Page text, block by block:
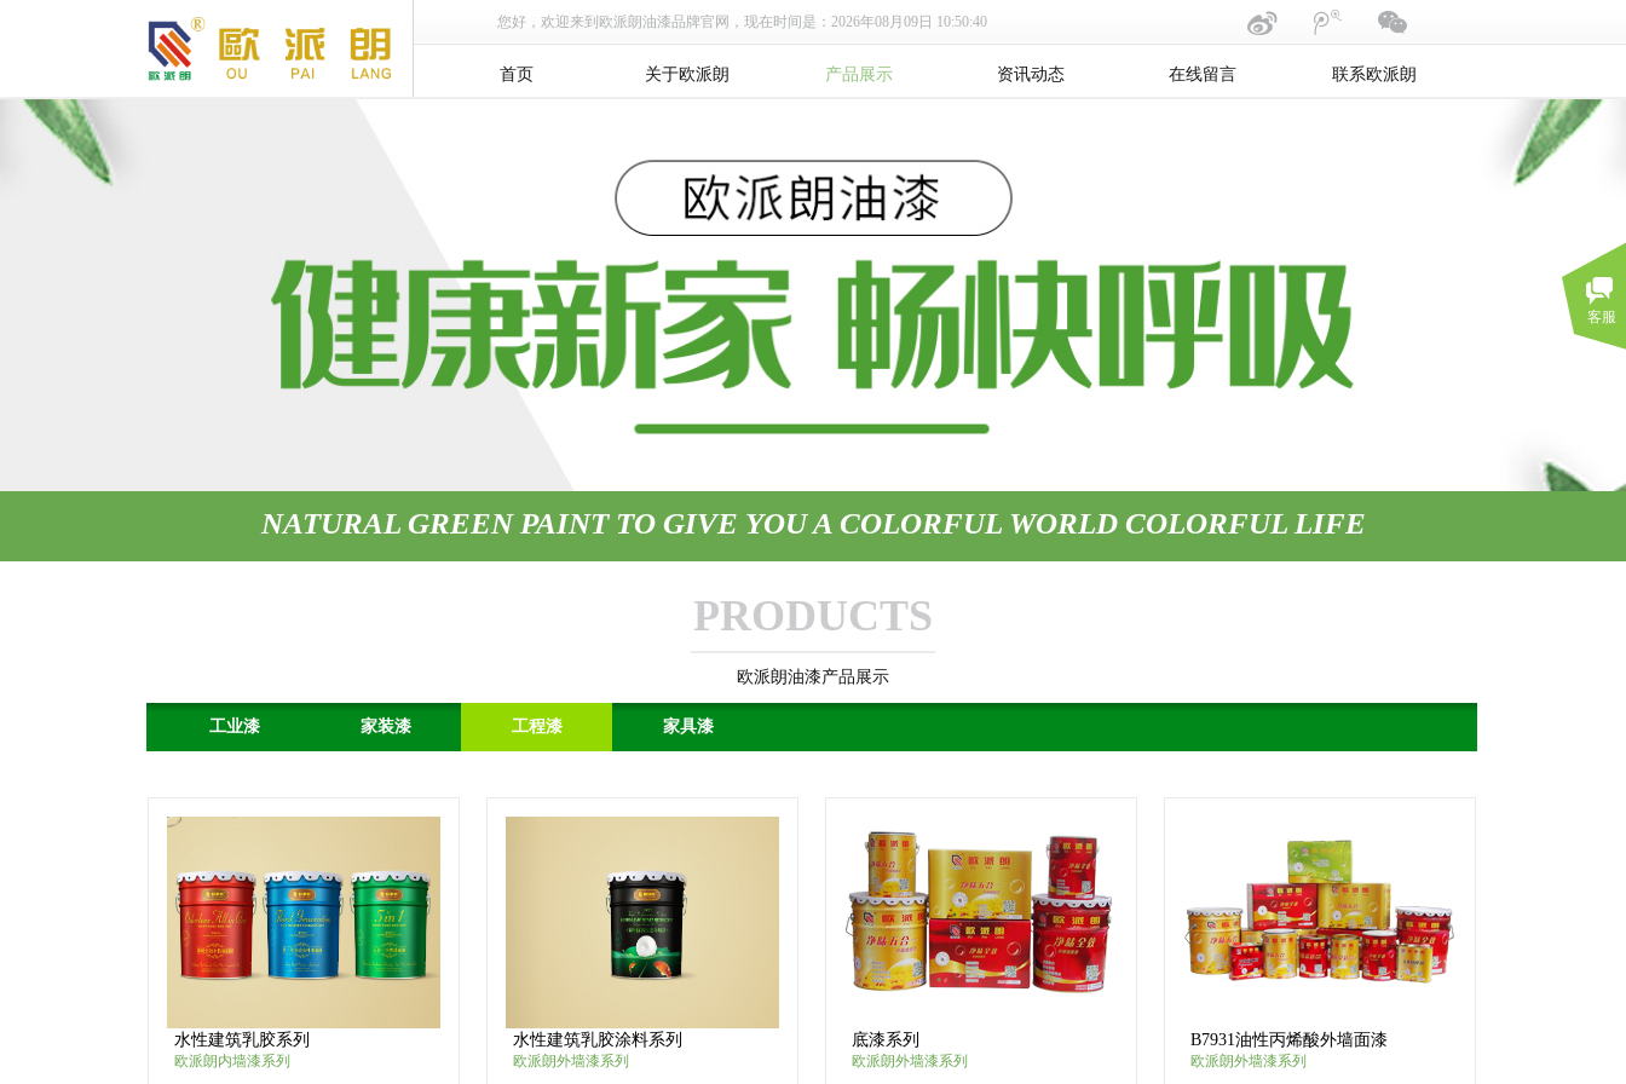
您好，欢迎来到欧派朗油漆品牌官网，现在时间是：2026年08月09日 10:50:40
首页 关于欧派朗 产品展示 资讯动态 在线留言 联系欧派朗
NATURAL GREEN PAINT TO GIVE YOU A COLORFUL WORLD COLORFUL LIFE
PRODUCTS
欧派朗油漆产品展示
工业漆 家装漆 工程漆 家具漆
水性建筑乳胶系列
欧派朗内墙漆系列
水性建筑乳胶涂料系列
欧派朗外墙漆系列
底漆系列
欧派朗外墙漆系列
B7931油性丙烯酸外墙面漆
欧派朗外墙漆系列
客服